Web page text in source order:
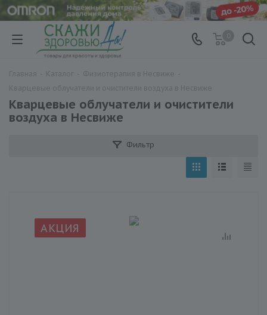
Кварцевые облучатели и очистители
воздуха в Несвиже
Фильтр
АКЦИЯ